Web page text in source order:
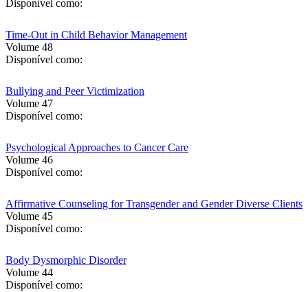
Disponível como:
Time-Out in Child Behavior Management
Volume 48
Disponível como:
Bullying and Peer Victimization
Volume 47
Disponível como:
Psychological Approaches to Cancer Care
Volume 46
Disponível como:
Affirmative Counseling for Transgender and Gender Diverse Clients
Volume 45
Disponível como:
Body Dysmorphic Disorder
Volume 44
Disponível como: